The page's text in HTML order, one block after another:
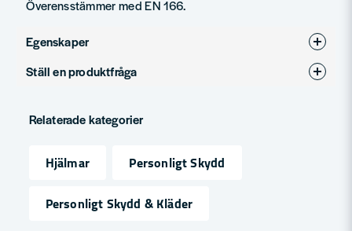
Överensstämmer med EN 166.
Egenskaper
Produkttyp
Ställ en produktfråga
Fråga oss något om denna produkten...
Namn
Relaterade kategorier
Hjälmar
Personligt Skydd
Personligt Skydd & Kläder